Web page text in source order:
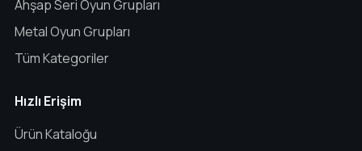
Ahşap Seri Oyun Grupları
Metal Oyun Grupları
Tüm Kategoriler
Hızlı Erişim
Ürün Kataloğu